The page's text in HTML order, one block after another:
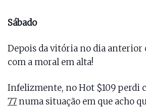
Sábado
Depois da vitória no dia anterior
com a moral em alta!
Infelizmente, no Hot $109 perdi
77 numa situação em que acho